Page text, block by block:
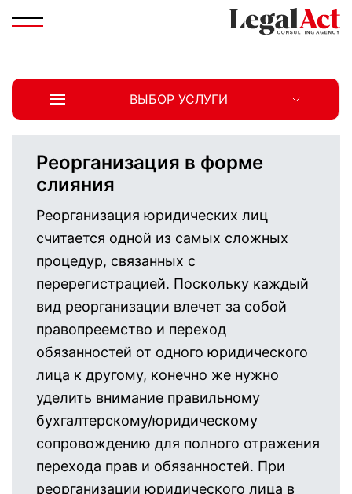
ВЫБОР УСЛУГИ
Реорганизация в форме
слияния
Реорганизация юридических лиц
считается одной из самых сложных
процедур, связанных с
перерегистрацией. Поскольку каждый
вид реорганизации влечет за собой
правопреемство и переход
обязанностей от одного юридического
лица к другому, конечно же нужно
уделить внимание правильному
бухгалтерскому/юридическому
сопровождению для полного отражения
перехода прав и обязанностей. При
реорганизации юридического лица в